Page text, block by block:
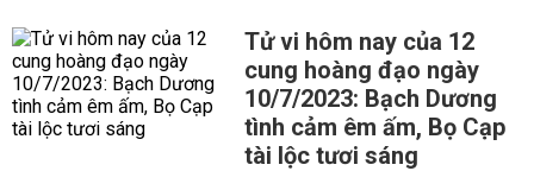
Tử vi hôm nay của 12
cung hoàng đạo ngày
10/7/2023: Bạch Dương
tình cảm êm ấm, Bọ Cạp
tài lộc tươi sáng